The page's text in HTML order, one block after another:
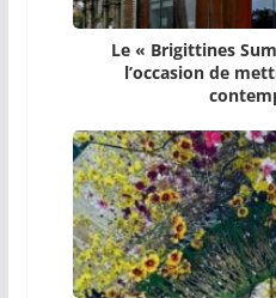
Le « Brigittines
l’occasion de